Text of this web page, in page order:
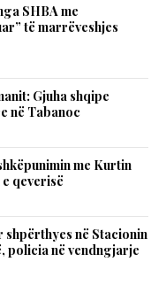
SHBA me
të marrëveshjes
Gjuha shqipe
në Tabanoc
me Kurtin
qeverisë
në Stacionin
policia në vendngjarje